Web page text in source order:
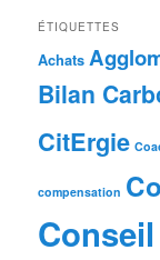
ÉTIQUETTES
Achats
Bilan
CitErgie
compensation